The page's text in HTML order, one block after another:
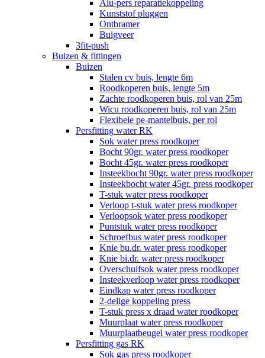
Alu-pers reparatiekoppeling
Kunststof pluggen
Ontbramer
Buigveer
3fit-push
Buizen & fittingen
Buizen
Stalen cv buis, lengte 6m
Roodkoperen buis, lengte 5m
Zachte roodkoperen buis, rol van 25m
Wicu roodkoperen buis, rol van 25m
Flexibele pe-mantelbuis, per rol
Persfitting water RK
Sok water press roodkoper
Bocht 90gr. water press roodkoper
Bocht 45gr. water press roodkoper
Insteekbocht 90gr. water press roodkoper
Insteekbocht water 45gr. press roodkoper
T-stuk water press roodkoper
Verloop t-stuk water press roodkoper
Verloopsok water press roodkoper
Puntstuk water press roodkoper
Schroefbus water press roodkoper
Knie bu.dr. water press roodkoper
Knie bi.dr. water press roodkoper
Overschuifsok water press roodkoper
Insteekverloop water press roodkoper
Eindkap water press roodkoper
2-delige koppeling press
T-stuk press x draad water roodkoper
Muurplaat water press roodkoper
Muurplaatbeugel water press roodkoper
Persfitting gas RK
Sok gas press roodkoper